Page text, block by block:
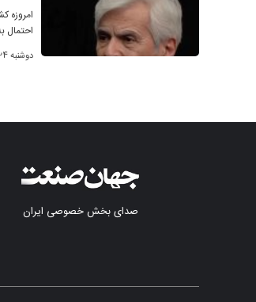
امروزه
احتمال
دوشنبه 24 شهریور 1404
صدای بخش خصوصی ایران